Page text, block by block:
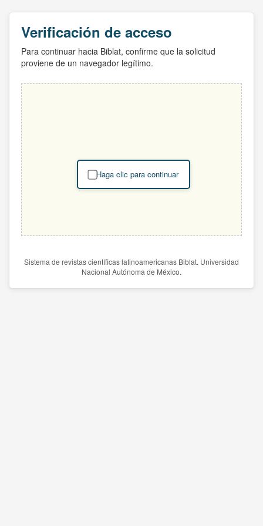
Verificación de acceso
Para continuar hacia Biblat, confirme que la solicitud
proviene de un navegador legítimo.
Haga clic para continuar
Sistema de revistas científicas latinoamericanas Biblat. Universidad
Nacional Autónoma de México.